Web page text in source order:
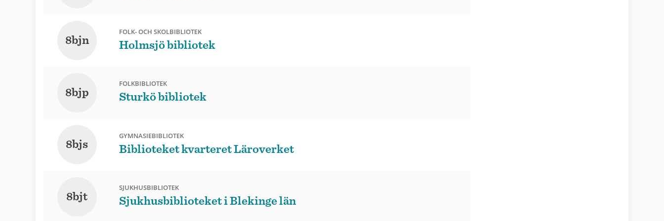
8bjn
FOLK- OCH SKOLBIBLIOTEK
Holmsjö bibliotek
8bjp
FOLKBIBLIOTEK
Sturkö bibliotek
8bjs
GYMNASIEBIBLIOTEK
Biblioteket kvarteret Läroverket
8bjt
SJUKHUSBIBLIOTEK
Sjukhusbiblioteket i Blekinge län